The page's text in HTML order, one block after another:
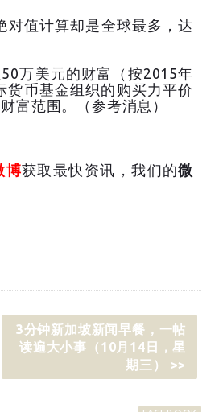
对值计算却是全球最多，达
万美元的财富（按2015年
币基金组织的购买力平价
富范围。（参考消息）
博获取最快资讯，我们的微
3分钟新加坡新闻早餐，一帖
读遍大小事（10月14日，星
期三） >>